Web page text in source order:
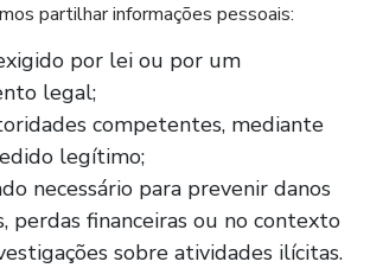
partilhar informações pessoais:
por lei ou por um
legal;
competentes, mediante
legítimo;
necessário para prevenir danos
perdas financeiras ou no contexto
sobre atividades ilícitas.